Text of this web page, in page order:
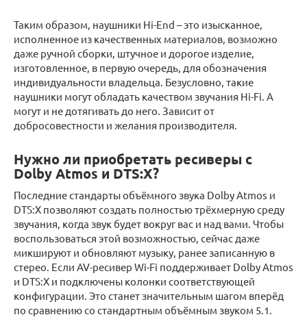
Таким образом, наушники Hi-End – это изысканное,
исполненное из качественных материалов, возможно
даже ручной сборки, штучное и дорогое изделие,
изготовленное, в первую очередь, для обозначения
индивидуальности владельца. Безусловно, такие
наушники могут обладать качеством звучания Hi-Fi. А
могут и не дотягивать до него. Зависит от
добросовестности и желания производителя.
Нужно ли приобретать ресиверы с
Dolby Atmos и DTS:X?
Последние стандарты объёмного звука Dolby Atmos и
DTS:X позволяют создать полностью трёхмерную среду
звучания, когда звук будет вокруг вас и над вами. Чтобы
воспользоваться этой возможностью, сейчас даже
микшируют и обновляют музыку, ранее записанную в
стерео. Если AV-ресивер Wi-Fi поддерживает Dolby Atmos
и DTS:X и подключены колонки соответствующей
конфигурации. Это станет значительным шагом вперёд
по сравнению со стандартным объёмным звуком 5.1.